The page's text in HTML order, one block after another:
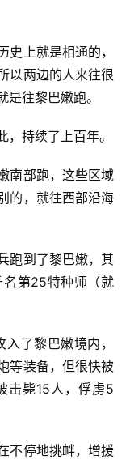
上就是相通的，
以两边的人来往很
往黎巴嫩跑。
持续了上百年。
南部跑，这些区域
的，就往西部沿海
跑到了黎巴嫩，其
第25特种师（就
了黎巴嫩境内，
等装备，但很快被
击毙15人，俘虏5
不停地挑衅，增援